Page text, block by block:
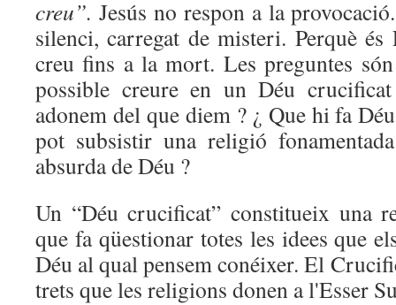
creu”. Jesús no respon a la
silenci, carregat de misteri. Perquè
creu fins a la mort. Les preguntes
possible creure en un Déu
adonem del que diem ? ¿ Que hi fa
pot subsistir una religió
absurda de Déu ?
Un “Déu crucificat” constitueix una
que fa qüestionar totes les idees que
Déu al qual pensem conéixer. El
trets que les religions donen a l'Esser